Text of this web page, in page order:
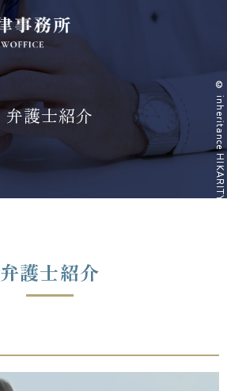
© inheritance HIKARITYUOU LAWOFFICE
弁護士紹介
弁護士紹介 © inheritance HIKARITYUOU LAWOFFICE